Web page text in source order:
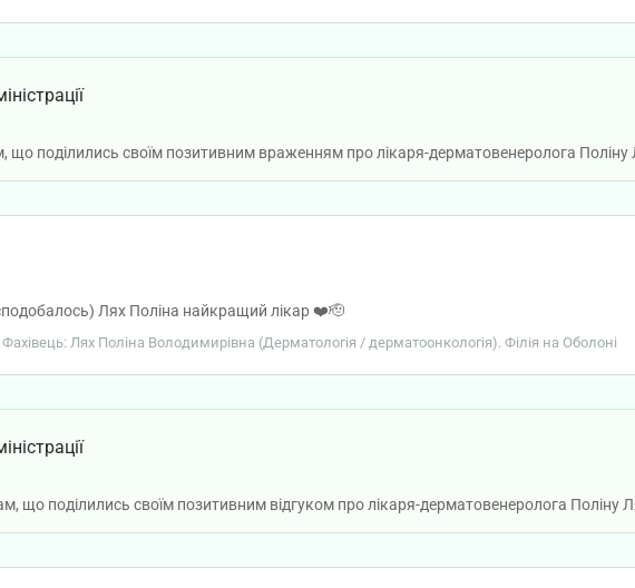
що поділились своїм позитивним враженням про лікаря-дерматовенеролога
Лях Поліна найкращий лікар ❤️🫡
Фахівець: Лях Поліна Володимирівна (Дерматологія / дерматоонкологія). Філія на Оболоні
що поділились своїм позитивним відгуком про лікаря-дерматовенеролога Поліну